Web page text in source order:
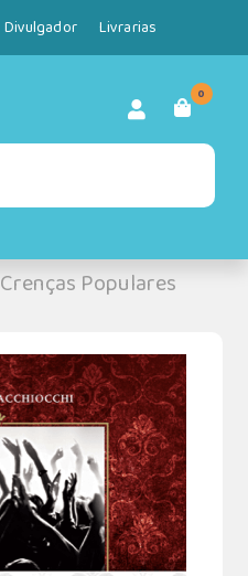
Divulgador Livrarias
0
Crenças Populares